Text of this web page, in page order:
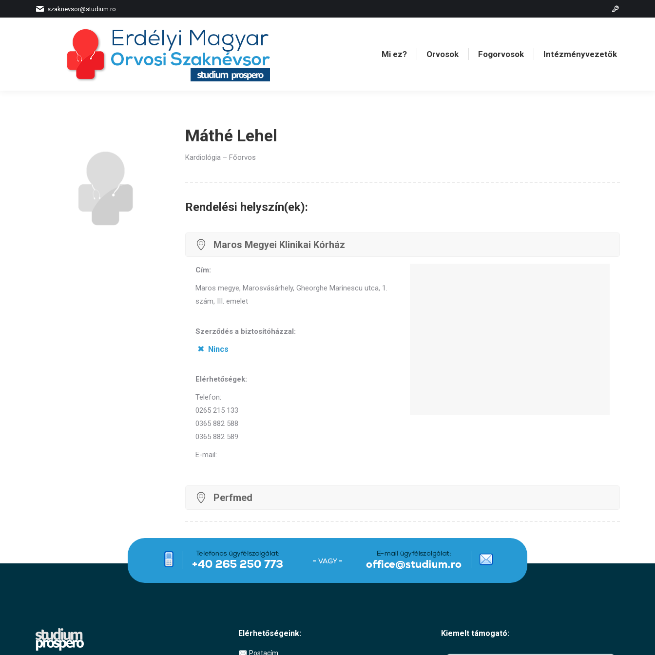
szaknevsor@studium.ro
Mi ez? Orvosok Fogorvosok Intézményvezetők
Máthé Lehel
Kardiológia – Főorvos
Rendelési helyszín(ek):
Maros Megyei Klinikai Kórház
Cím:
Maros megye, Marosvásárhely, Gheorghe Marinescu utca, 1.
szám, III. emelet
Szerződés a biztosítóházzal:
Nincs
Elérhetőségek:
Telefon:
0265 215 133
0365 882 588
0365 882 589
E-mail:
Perfmed
Elérhetőségeink:
Postacím:
Kiemelt támogató:
Mi ez? Orvosok Fogorvosok Intézményvezetők